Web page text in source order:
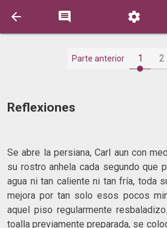
  
Parte anterior 1 2
Reflexiones
Se abre la persiana, Carl aun con
su rostro anhela cada segundo que
agua ni tan caliente ni tan fría, toda
mejora por tan solo esos pocos
aquel piso regularmente
toalla previamente preparada, se